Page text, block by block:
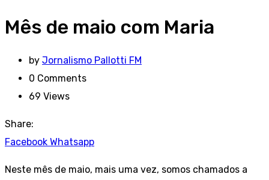
Mês de maio com Maria
by Jornalismo Pallotti FM
0 Comments
69 Views
Share:
Facebook Whatsapp
Neste mês de maio, mais uma vez, somos chamados a